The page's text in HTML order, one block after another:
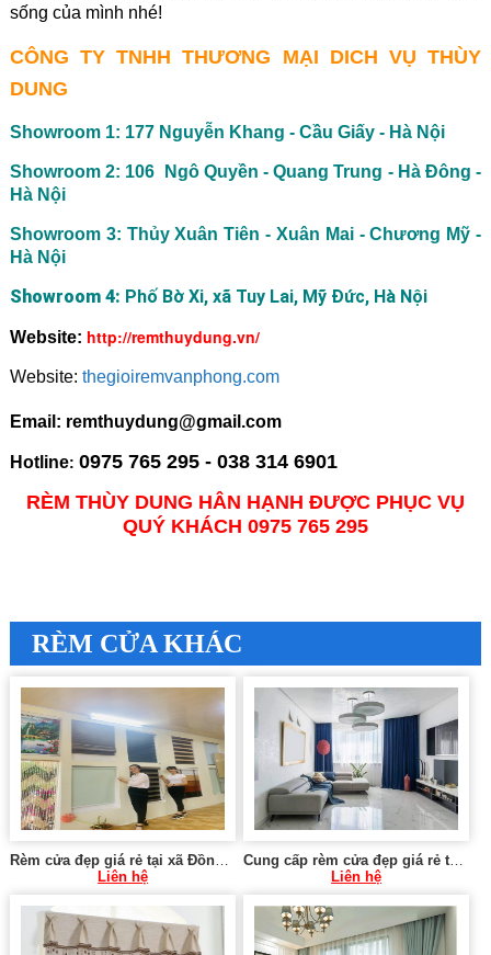
sống của mình nhé!
CÔNG TY TNHH THƯƠNG MẠI DICH VỤ THÙY
DUNG
Showroom 1: 177 Nguyễn Khang - Cầu Giấy - Hà Nội
Showroom 2: 106 Ngô Quyền - Quang Trung - Hà Đông -
Hà Nội
Showroom 3: Thủy Xuân Tiên - Xuân Mai - Chương Mỹ -
Hà Nội
Showroom 4: Phố Bờ Xi, xã Tuy Lai, Mỹ Đức, Hà Nội
Website: http://remthuydung.vn/
Website: thegioiremvanphong.com
Email: remthuydung@gmail.com
Hotline: 0975 765 295 - 038 314 6901
RÈM THÙY DUNG HÂN HẠNH ĐƯỢC PHỤC VỤ
QUÝ KHÁCH 0975 765 295
RÈM CỬA KHÁC
Rèm cửa đẹp giá rẻ tại xã Đồng Phong, Nho Quan, Ninh Bình
Liên hệ
Cung cấp rèm cửa đẹp giá rẻ tại Phan Chu Trinh quận Hoàn Kiếm 0975 765 295
Liên hệ